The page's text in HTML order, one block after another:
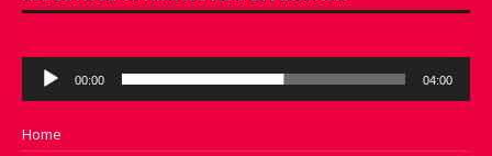
Audio
Player
00:00 04:00
Home